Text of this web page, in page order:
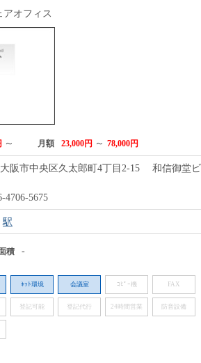
アオフィス
～ 月額 23,000円 ～ 78,000円
阪市中央区久太郎町4丁目2-15 和信御堂ビ
4706-5675
駅
積 -
ﾈｯﾄ環境 会議室 ｺﾋﾟｰ機 FAX
登記可能 登記代行 24時間営業 防音設備